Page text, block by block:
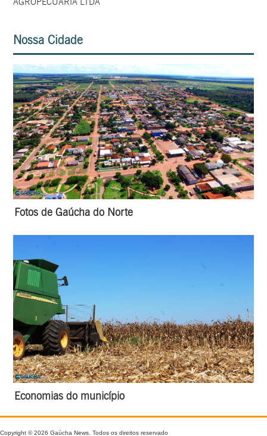
Nossa Cidade
Fotos de Gaúcha do Norte
Economias do município
Copyright © 2026 Gaúcha News. Todos os direitos reservado